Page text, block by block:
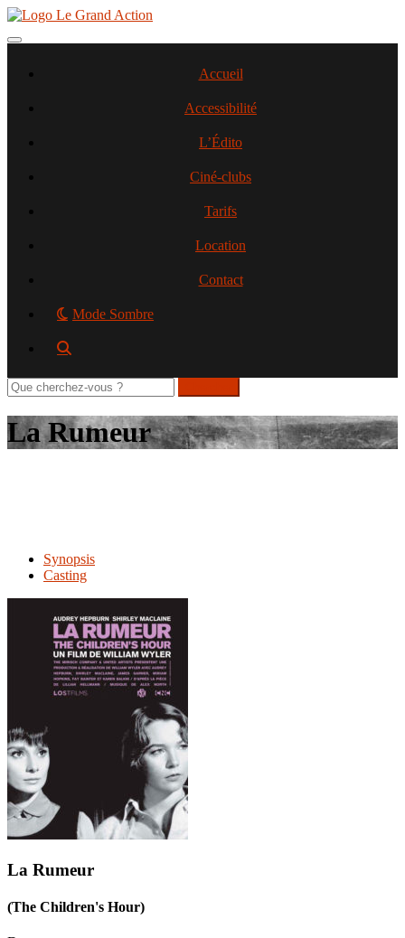
Aller
contenu
Toggle navigation
Accueil
Accessibilité
L’Édito
Ciné-clubs
Tarifs
Location
Contact
Mode Sombre
Rechercher
sur
le
site
La Rumeur
Synopsis
Casting
La Rumeur
(The Children's Hour)